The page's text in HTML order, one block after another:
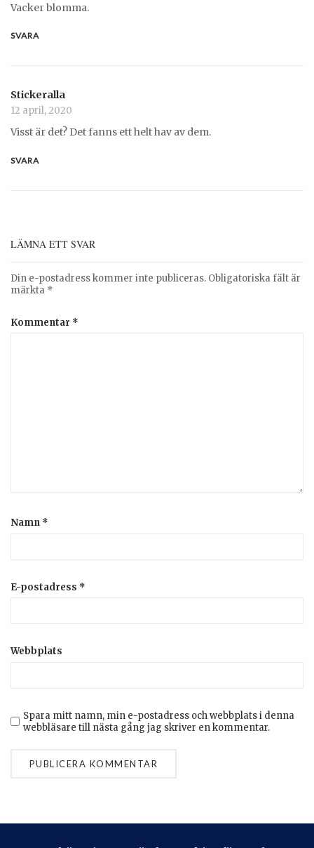
Vacker blomma.
SVARA
Stickeralla
12 april, 2020
Visst är det? Det fanns ett helt hav av dem.
SVARA
LÄMNA ETT SVAR
Din e-postadress kommer inte publiceras. Obligatoriska fält är
märkta *
Kommentar *
Namn *
E-postadress *
Webbplats
Spara mitt namn, min e-postadress och webbplats i denna
webbläsare till nästa gång jag skriver en kommentar.